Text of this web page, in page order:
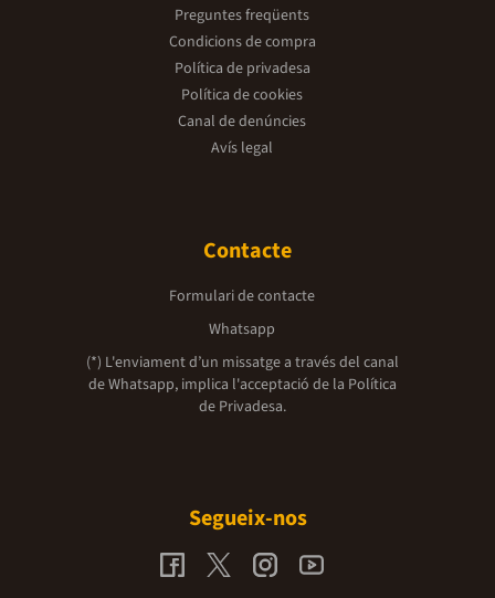
Preguntes freqüents
Condicions de compra
Política de privadesa
Política de cookies
Canal de denúncies
Avís legal
Contacte
Formulari de contacte
Whatsapp
(*) L'enviament d’un missatge a través del canal
de Whatsapp, implica l'acceptació de la Política
de Privadesa.
Segueix-nos